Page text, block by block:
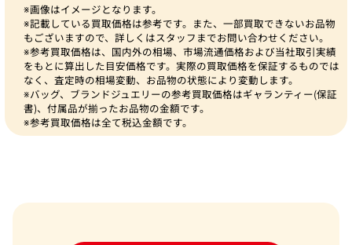
※画像はイメージとなります。
※記載している買取価格は参考です。また、一部買取できないお品物
もございますので、詳しくはスタッフまでお問い合わせください。
※参考買取価格は、国内外の相場、市場流通価格および当社取引実績
をもとに算出した目安価格です。実際の買取価格を保証するものでは
なく、査定時の相場変動、お品物の状態により変動します。
※バッグ、ブランドジュエリーの参考買取価格はギャランティー(保証
書)、付属品が揃ったお品物の金額です。
※参考買取価格は全て税込金額です。